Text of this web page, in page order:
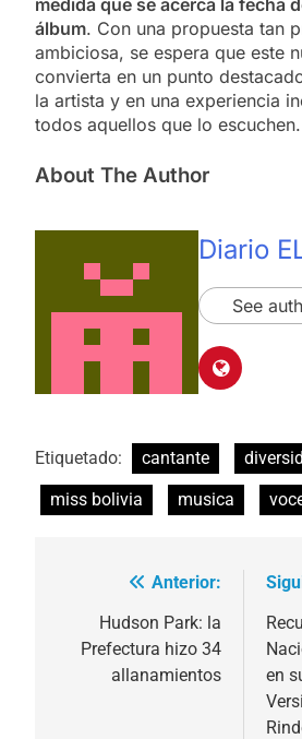
álbum. Con una propuesta tan
ambiciosa, se espera que este
convierta en un punto
la artista y en una experiencia
todos aquellos que lo escuchen.
About The Author
Diario
See
Etiquetado: cantante
miss bolivia
musica
Navegación
entradas
Anterior:
Hudson Park: la
Prefectura hizo 34
allanamientos
en